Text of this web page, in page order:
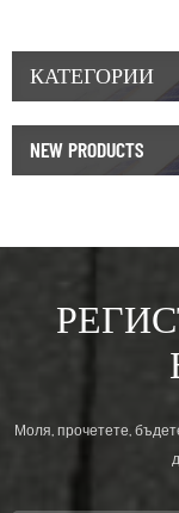
КАТЕГОРИИ
NEW PRODUCTS
Моля, прочетете,